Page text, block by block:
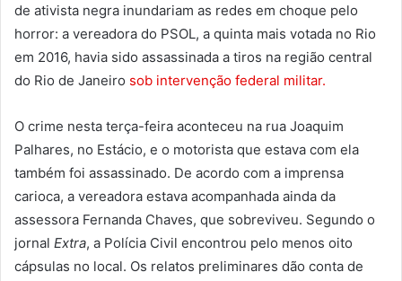
de ativista negra inundariam as redes em choque pelo
horror: a vereadora do PSOL, a quinta mais votada no Rio
em 2016, havia sido assassinada a tiros na região central
do Rio de Janeiro sob intervenção federal militar.
O crime nesta terça-feira aconteceu na rua Joaquim
Palhares, no Estácio, e o motorista que estava com ela
também foi assassinado. De acordo com a imprensa
carioca, a vereadora estava acompanhada ainda da
assessora Fernanda Chaves, que sobreviveu. Segundo o
jornal Extra, a Polícia Civil encontrou pelo menos oito
cápsulas no local. Os relatos preliminares dão conta de